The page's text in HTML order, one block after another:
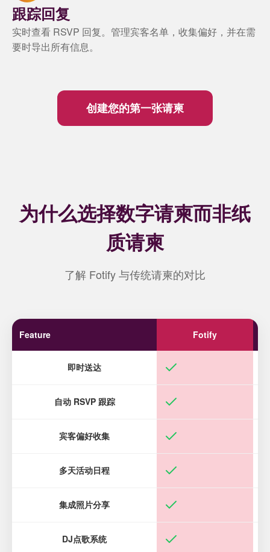
跟踪回复
实时查看 RSVP 回复。管理宾客名单，收集偏好，并在需
要时导出所有信息。
创建您的第一张请柬
为什么选择数字请柬而非纸
质请柬
了解 Fotify 与传统请柬的对比
Feature Fotify
即时送达
自动 RSVP 跟踪
宾客偏好收集
多天活动日程
集成照片分享
DJ点歌系统